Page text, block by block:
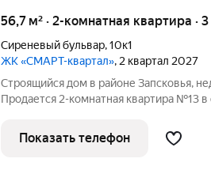
56,7 м² · 2-комнатная квартира ·
Сиреневый бульвар,10к1
ЖК «СМАРТ-квартал», 2 квартал 2027
Строящийся дом в районе Запсковья,
Продается 2-комнатная квартира №13
Юности, 10 - это функциональное
работает на
Показать телефон